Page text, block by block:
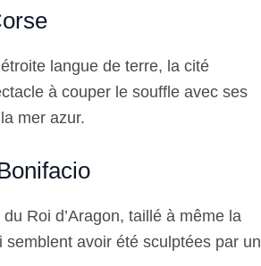
langue de terre, la cité
à couper le souffle avec ses
mer azur.
du Roi d’Aragon, taillé à même la
avoir été sculptées par un